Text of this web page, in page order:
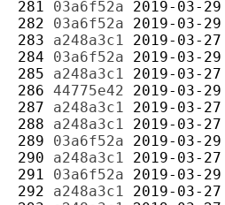
281 03a6f52a 2019-03-29
282 03a6f52a 2019-03-29
283 a248a3c1 2019-03-27
284 03a6f52a 2019-03-29
285 a248a3c1 2019-03-27
286 44775e42 2019-03-29
287 a248a3c1 2019-03-27
288 a248a3c1 2019-03-27
289 03a6f52a 2019-03-29
290 a248a3c1 2019-03-27
291 03a6f52a 2019-03-29
292 a248a3c1 2019-03-27